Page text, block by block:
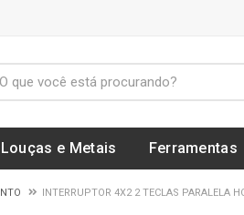
Louças e Metais Ferramentas
INTERRUPTOR 4X2 2 TECLAS PARALELA